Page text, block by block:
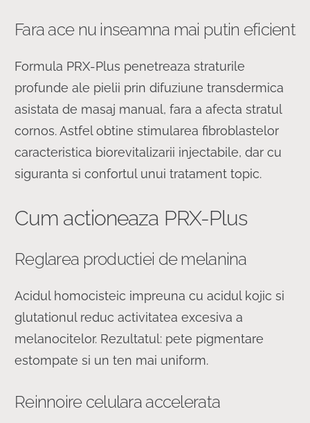
Fara ace nu inseamna mai putin eficient
Formula PRX-Plus penetreaza straturile
profunde ale pielii prin difuziune transdermica
asistata de masaj manual, fara a afecta stratul
cornos. Astfel obtine stimularea fibroblastelor
caracteristica biorevitalizarii injectabile, dar cu
siguranta si confortul unui tratament topic.
Cum actioneaza PRX-Plus
Reglarea productiei de melanina
Acidul homocisteic impreuna cu acidul kojic si
glutationul reduc activitatea excesiva a
melanocitelor. Rezultatul: pete pigmentare
estompate si un ten mai uniform.
Reinnoire celulara accelerata